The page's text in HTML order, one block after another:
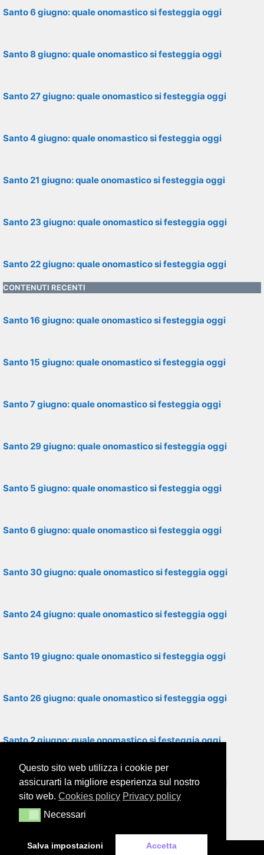
Santo 6 giugno: quale onomastico si festeggia oggi
Santo 8 giugno: quale onomastico si festeggia oggi
Santo 27 giugno: quale onomastico si festeggia oggi
Santo 4 giugno: quale onomastico si festeggia oggi
Santo 21 giugno: quale onomastico si festeggia oggi
Santo 23 giugno: quale onomastico si festeggia oggi
Santo 22 giugno: quale onomastico si festeggia oggi
CONTENUTI RECENTI
Santo 16 giugno: quale onomastico si festeggia oggi
Santo 15 giugno: quale onomastico si festeggia oggi
Santo 7 giugno: quale onomastico si festeggia oggi
Santo 29 giugno: quale onomastico si festeggia oggi
Santo 5 giugno: quale onomastico si festeggia oggi
Santo 6 giugno: quale onomastico si festeggia oggi
Santo 30 giugno: quale onomastico si festeggia oggi
Santo 24 giugno: quale onomastico si festeggia oggi
Santo 19 giugno: quale onomastico si festeggia oggi
Santo 26 giugno: quale onomastico si festeggia oggi
Santo 2 giugno: quale onomastico si festeggia oggi
Santo 28 giugno: quale onomastico si festeggia oggi
Santo 8 giugno: quale onomastico si festeggia oggi
Questo sito web utilizza i cookie per
assicurarti la migliore esperienza sul nostro
sito web. Cookies policy Privacy policy
NecessariNecessari
Salva impostazioni Accetta